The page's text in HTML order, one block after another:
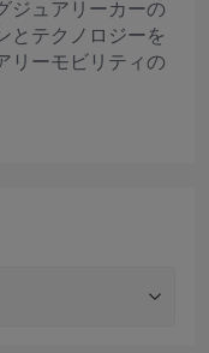
ジュアリーカーの
とテクノロジーを
リーモビリティの